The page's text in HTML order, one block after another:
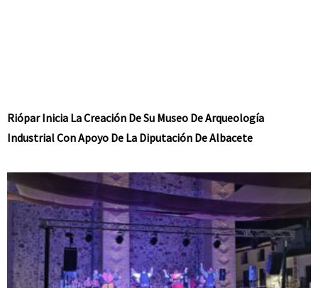
Riópar Inicia La Creación De Su Museo De Arqueología
Industrial Con Apoyo De La Diputación De Albacete